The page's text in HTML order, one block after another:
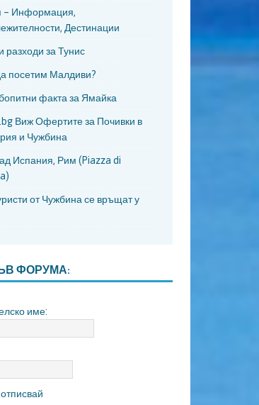
– Информация,
Дестинации
разходи за Тунис
посетим Малдиви?
факта за Ямайка
Виж Офертите за Почивки в
и Чужбина
Испания, Рим (Piazza di
от Чужбина се връщат у
ФОРУМА:
име: